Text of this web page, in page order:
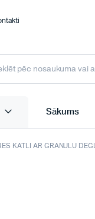
Sākums
KATLI AR GRANULU